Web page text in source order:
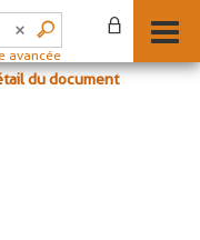
avancée
du document